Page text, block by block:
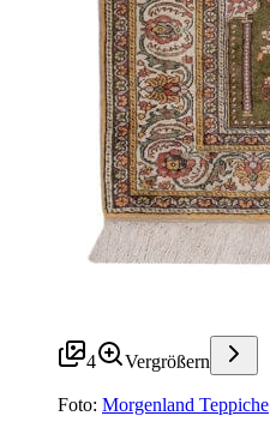
4 Vergrößern
Foto: Morgenland Teppiche